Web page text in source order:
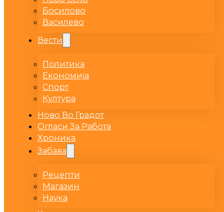
Босилово
Василево
Вести
Политика
Економија
Спорт
Култура
Ново Во Градот
Огласи За Работа
Хроника
Забава
Рецепти
Магазин
Наука